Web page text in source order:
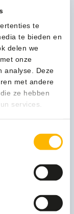
te
te bieden en
delen we
onze
analyse. Deze
met andere
ze hebben
services.
met een
elke dag
kg
stuks